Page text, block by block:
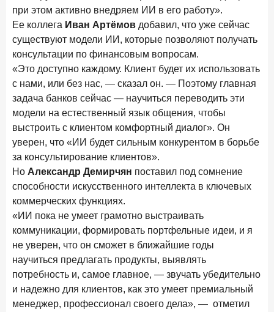
при этом активно внедряем ИИ в его работу».
Ее коллега Иван Артёмов добавил, что уже сейчас
существуют модели ИИ, которые позволяют получать
консультации по финансовым вопросам.
«Это доступно каждому. Клиент будет их использовать
с нами, или без нас, — сказал он. — Поэтому главная
задача банков сейчас — научиться переводить эти
модели на естественный язык общения, чтобы
выстроить с клиентом комфортный диалог». Он
уверен, что «ИИ будет сильным конкурентом в борьбе
за консультирование клиентов».
Но Александр Демирчян поставил под сомнение
способности искусственного интеллекта в ключевых
коммерческих функциях.
«ИИ пока не умеет грамотно выстраивать
коммуникации, формировать портфельные идеи, и я
не уверен, что он сможет в ближайшие годы
научиться предлагать продукты, выявлять
потребность и, самое главное, — звучать убедительно
и надежно для клиентов, как это умеет премиальный
менеджер, профессионал своего дела», — отметил